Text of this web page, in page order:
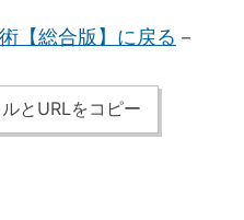
【総合版】に戻る －
とURLをコピー